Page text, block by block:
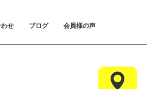
せ
せ
のご予約
予約
のご予約
質問
ブログ 会員様の声